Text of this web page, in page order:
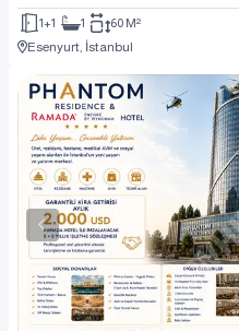
1+1 1
60 M²
Esenyurt, İstanbul